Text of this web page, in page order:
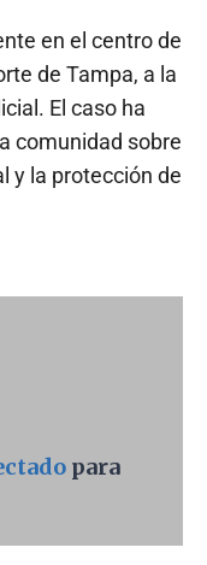
en el centro de
de Tampa, a la
El caso ha
comunidad sobre
y la protección de
para